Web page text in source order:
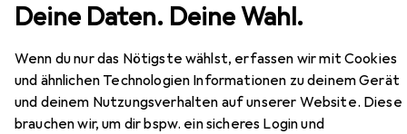
Deine Daten. Deine Wahl.
Wenn du nur das Nötigste wählst, erfassen wir mit Cookies
und ähnlichen Technologien Informationen zu deinem Gerät
und deinem Nutzungsverhalten auf unserer Website. Diese
brauchen wir, um dir bspw. ein sicheres Login und
+ Headset Kopfhörer Gembird Detroit
EUR
15,90
GembirdDetroit
ANC, Kabelgebunden